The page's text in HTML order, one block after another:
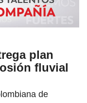
plan
fluvial
de